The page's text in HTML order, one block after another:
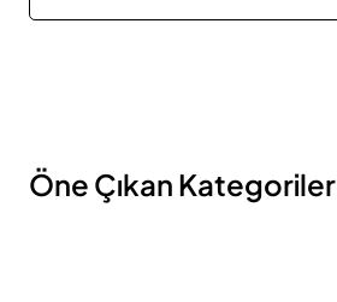
Öne Çıkan Kategoriler